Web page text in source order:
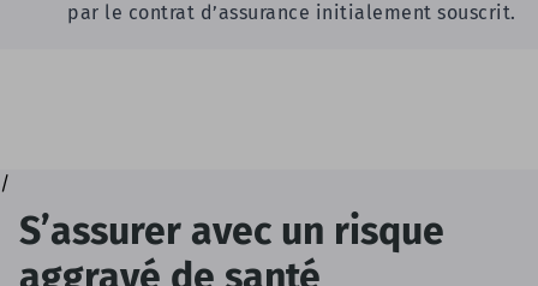
par le contrat d’assurance initialement souscrit.
/
S’assurer avec un risque
aggravé de santé